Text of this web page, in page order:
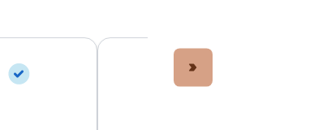
Lucía Fernández -
10 Jun, 2026